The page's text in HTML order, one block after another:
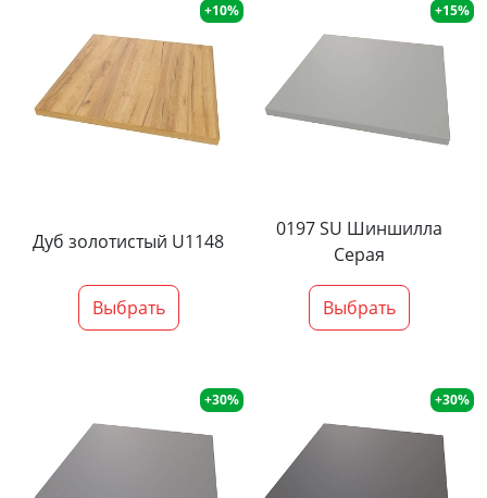
+10%
Дуб золотистый U1148
Выбрать
+15%
0197 SU Шиншилла
Серая
Выбрать
+30% +30%